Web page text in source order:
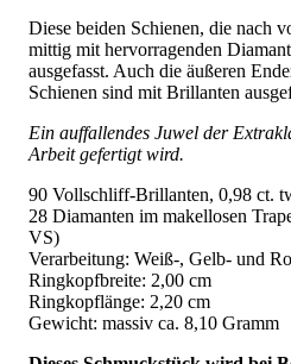
Diese beiden Schienen, die nach
mittig mit hervorragenden
ausgefasst. Auch die äußeren
Schienen sind mit Brillanten
Ein auffallendes Juwel der
Arbeit gefertigt wird.
90 Vollschliff-Brillanten, 0,98 ct.
28 Diamanten im makellosen
VS)
Verarbeitung: Weiß-, Gelb- und
Ringkopfbreite: 2,00 cm
Ringkopflänge: 2,20 cm
Gewicht: massiv ca. 8,10 Gramm